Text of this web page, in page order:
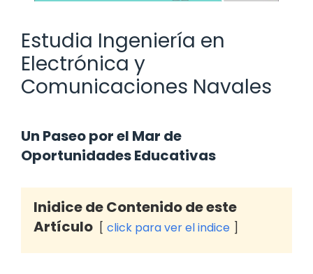
Estudia Ingeniería en
Electrónica y
Comunicaciones Navales
Un Paseo por el Mar de
Oportunidades Educativas
Inidice de Contenido de este
Artículo
click para ver el indice